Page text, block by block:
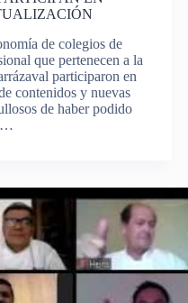
de colegios de
que pertenecen a la
participaron en
contenidos y nuevas
de haber podido